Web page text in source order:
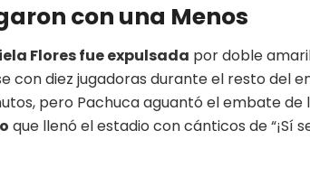
con una Menos
Flores fue expulsada por doble
con diez jugadoras durante el resto del
pero Pachuca aguantó el embate de
que llenó el estadio con cánticos de “¡Sí